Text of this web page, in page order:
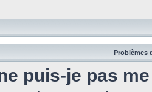
Problèmes
puis-je pas